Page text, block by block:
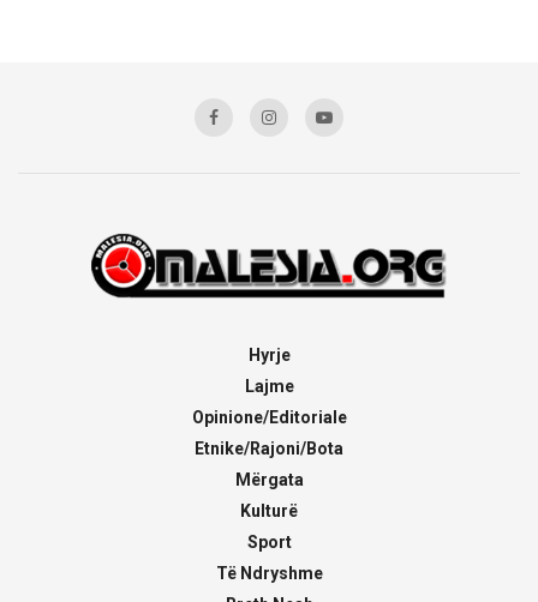
Hyrje
Lajme
Opinione/Editoriale
Etnike/Rajoni/Bota
Mërgata
Kulturë
Sport
Të Ndryshme